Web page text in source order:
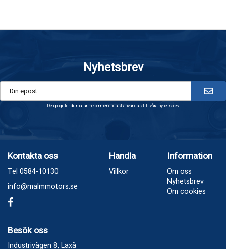
Nyhetsbrev
De uppgifter du matar in kommer endast användas till våra nyhetsbrev.
Kontakta oss
Tel 0584-10130
info@malmmotors.se
Handla
Villkor
Information
Om oss
Nyhetsbrev
Om cookies
Besök oss
Industrivägen 8, Laxå